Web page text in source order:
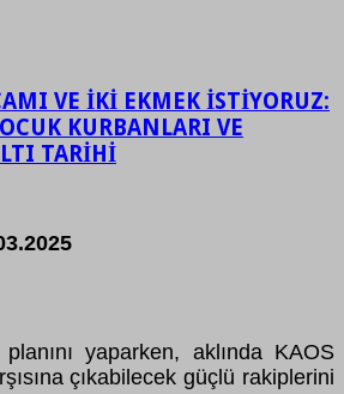
VE İKİ EKMEK İSTİYORUZ:
KURBANLARI VE
TARİHİ
yaparken, aklında KAOS
çıkabilecek güçlü rakiplerini